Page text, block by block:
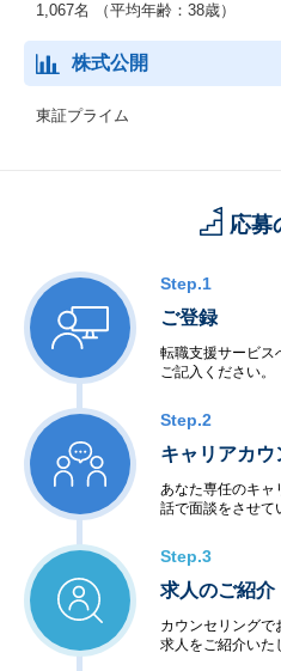
1,067名 （平均年齢：38歳）
株式公開
東証プライム
応募
Step.1
ご登録
転職支援サービス
ご記入ください。
Step.2
キャリアカウ
あなた専任のキャ
話で面談をさせて
Step.3
求人のご紹介
カウンセリングで
求人をご紹介いた